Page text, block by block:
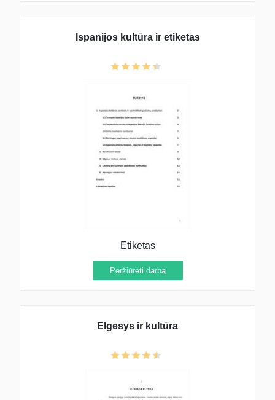
Ispanijos kultūra ir etiketas
Etiketas
Peržiūrėti darbą
Elgesys ir kultūra